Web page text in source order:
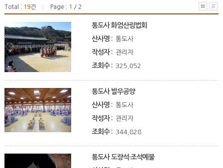
Total : 19건 Page : 1 / 2
통도사 화엄산림법회
산사명 : 통도사
작성자 : 관리자
조회수 : 325,052
통도사 발우공양
산사명 : 통도사
작성자 : 관리자
조회수 : 344,828
통도사 도량석·조석예불